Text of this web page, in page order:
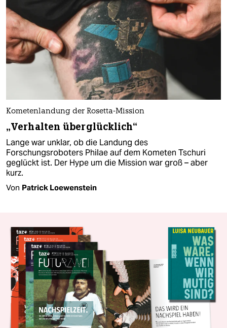
Kometenlandung der Rosetta-Mission
„Verhalten überglücklich“
Lange war unklar, ob die Landung des
Forschungsroboters Philae auf dem Kometen Tschuri
geglückt ist. Der Hype um die Mission war groß – aber
kurz.
Von Patrick Loewenstein